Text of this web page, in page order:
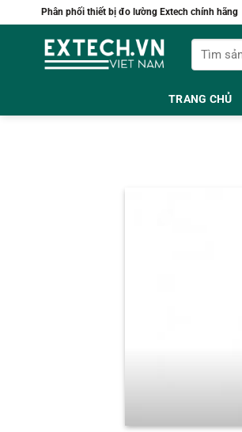
qua
Phân phối thiết bị đo lường Extech chính hãng
Tìm
kiếm:
TRANG CHỦ